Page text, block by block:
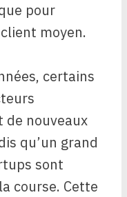
pour
moyen.
certains
nouveaux
qu’un grand
sont
course. Cette